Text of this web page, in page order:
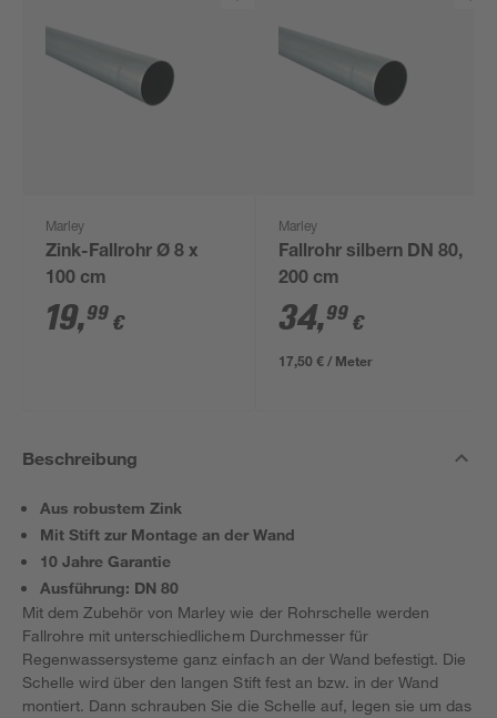
Marley
Zink-Fallrohr Ø 8 x
100 cm
19,99 €
Marley
Fallrohr silbern DN 80,
200 cm
34,99 €
17,50 € / Meter
Beschreibung
Aus robustem Zink
Mit Stift zur Montage an der Wand
10 Jahre Garantie
Ausführung: DN 80
Mit dem Zubehör von Marley wie der Rohrschelle werden
Fallrohre mit unterschiedlichem Durchmesser für
Regenwassersysteme ganz einfach an der Wand befestigt. Die
Schelle wird über den langen Stift fest an bzw. in der Wand
montiert. Dann schrauben Sie die Schelle auf, legen sie um das